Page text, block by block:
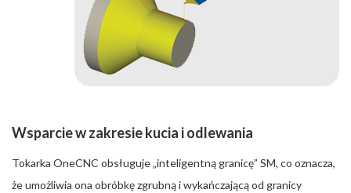
Wsparcie w zakresie kucia i odlewania
Tokarka OneCNC obsługuje „inteligentną granicę” SM, co oznacza,
że umożliwia ona obróbkę zgrubną i wykańczającą od granicy